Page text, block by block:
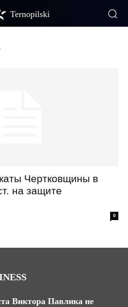
Ternopilski
Чертковщины в
на защите
0
Виктора Павлика не